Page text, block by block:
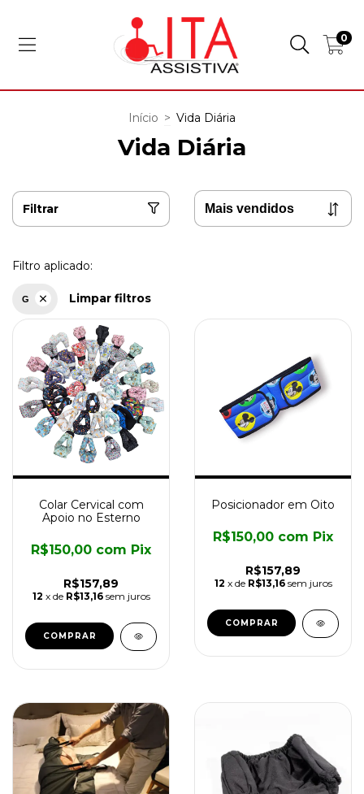
0
Início > Vida Diária
Vida Diária
Filtrar
Filtro aplicado:
G Limpar filtros
Colar Cervical com
Apoio no Esterno
R$157,89
R$150,00 com Pix
12 x de R$13,16 sem juros
COMPRAR
Posicionador em Oito
R$157,89
R$150,00 com Pix
12 x de R$13,16 sem juros
COMPRAR